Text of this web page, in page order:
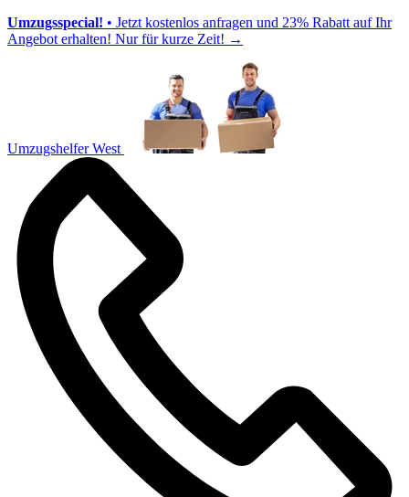
Umzugsspecial! • Jetzt kostenlos anfragen und 23% Rabatt auf Ihr
Angebot erhalten! Nur für kurze Zeit! →
Umzugshelfer West